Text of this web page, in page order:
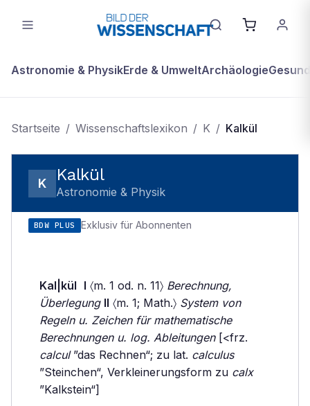
Astronomie & PhysikErde & UmweltArchäologie
Startseite / Wissenschaftslexikon / K / Kalkül
K Kalkül
Astronomie & Physik
BDW PLUS Exklusiv für Abonnenten
Kal|kül I 〈m. 1 od. n. 11〉 Berechnung,
Überlegung II 〈m. 1; Math.〉 System von
Regeln u. Zeichen für mathematische
Berechnungen u. log. Ableitungen[<frz.
calcul”das Rechnen“; zu lat. calculus
”Steinchen“, Verkleinerungsform zu calx
”Kalkstein“]